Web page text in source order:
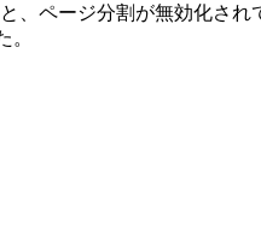
ページ分割が無効化され
。